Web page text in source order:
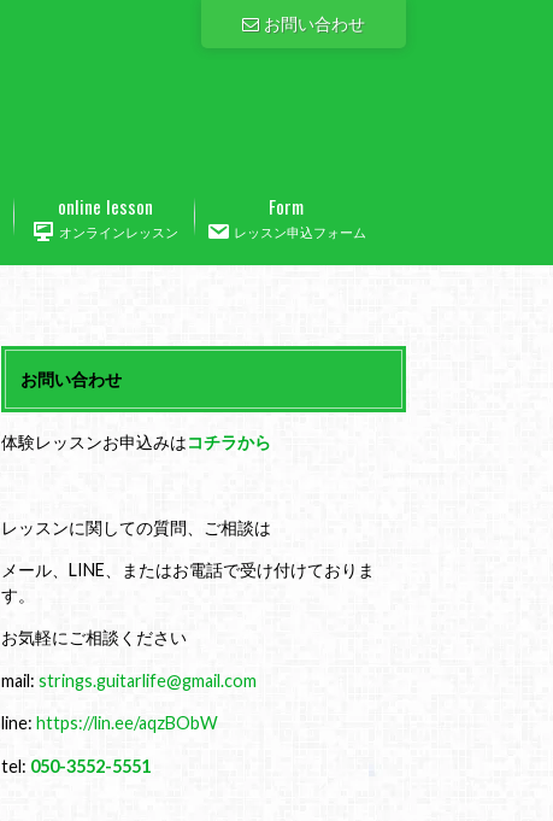
お問い合わせ
online lesson
オンラインレッスン
Form
レッスン申込フォーム
お問い合わせ
体験レッスンお申込みはコチラから
レッスンに関しての質問、ご相談は
メール、LINE、またはお電話で受け付けておりま
す。
お気軽にご相談ください
mail: strings.guitarlife@gmail.com
line: https://lin.ee/aqzBObW
tel: 050-3552-5551